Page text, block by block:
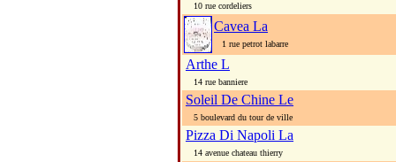
10 rue cordeliers
Cavea La
1 rue petrot labarre
Arthe L
14 rue banniere
Soleil De Chine Le
5 boulevard du tour de ville
Pizza Di Napoli La
14 avenue chateau thierry